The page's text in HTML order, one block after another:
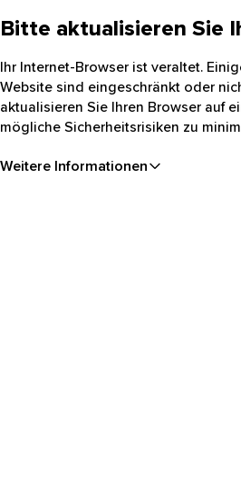
Bitte aktualisieren Sie
Ihr Internet-Browser ist veraltet.
Website sind eingeschränkt oder
aktualisieren Sie Ihren Browser auf
mögliche Sicherheitsrisiken zu
Weitere Informationen